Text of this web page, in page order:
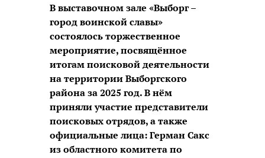
В выставочном зале «Выборг –
город воинской славы»
состоялось торжественное
мероприятие, посвящённое
итогам поисковой деятельности
на территории Выборгского
района за 2025 год. В нём
приняли участие представители
поисковых отрядов, а также
официальные лица: Герман Сакс
из областного комитета по